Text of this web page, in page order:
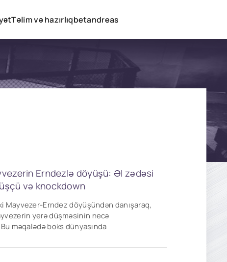
Təlim və hazırlıqbetandreas
Erndezlə döyüşü: Əl zədəsi
və knockdown
Mayvezer-Erndez döyüşündən danışaraq,
yerə düşməsinin necə
məqalədə boks dünyasında